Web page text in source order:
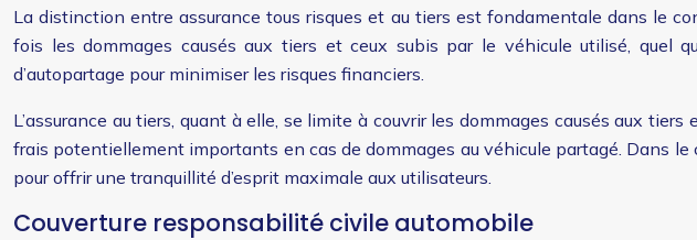
La distinction entre assurance tous risques et au tiers est fondamentale dans le
fois les dommages causés aux tiers et ceux subis par le véhicule utilisé, quel
d’autopartage pour minimiser les risques financiers.
L’assurance au tiers, quant à elle, se limite à couvrir les dommages causés aux
frais potentiellement importants en cas de dommages au véhicule partagé. Dans le
pour offrir une tranquillité d’esprit maximale aux utilisateurs.
Couverture responsabilité civile automobile